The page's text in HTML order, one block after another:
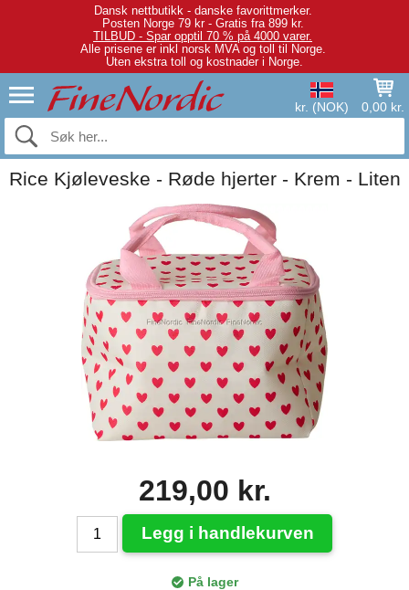
Dansk nettbutikk - danske favorittmerker.
Posten Norge 79 kr - Gratis fra 899 kr.
TILBUD - Spar opptil 70 % på 4000 varer.
Alle prisene er inkl norsk MVA og toll til Norge.
Uten ekstra toll og kostnader i Norge.
kr. (NOK) 0,00 kr.
Rice Kjøleveske - Røde hjerter - Krem - Liten
219,00 kr.
Legg i handlekurven
På lager